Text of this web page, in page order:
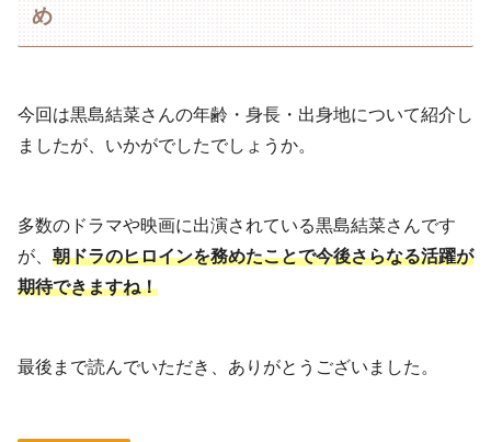
め
今回は黒島結菜さんの年齢・身長・出身地について紹介し
ましたが、いかがでしたでしょうか。
多数のドラマや映画に出演されている黒島結菜さんです
が、 朝ドラのヒロインを務めたことで今後さらなる活躍が
期待できますね！
最後まで読んでいただき、ありがとうございました。